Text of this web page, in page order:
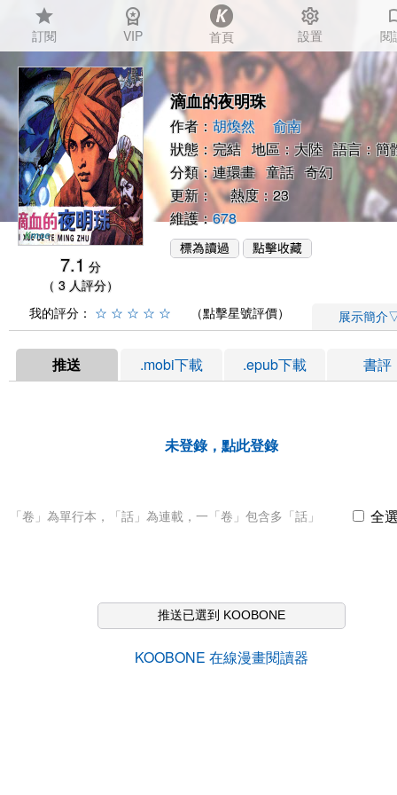
star
訂閱
workspace_premium
VIP 首頁
settings
設置 閱
7.1 分
（ 3 人評分）
滴血的夜明珠
作者：胡煥然
俞南
狀態：完結 地區：大陸 語言：簡
分類：連環畫 童話 奇幻
更新： 熱度：23
維護：678
我的評分： ☆ ☆ ☆ ☆ ☆ （點擊星號評價） 展示簡介
推送 .mobi下載 .epub下載 書評
未登錄，點此登錄
「卷」為單行本，「話」為連載，一「卷」包含多「話」 全
推送已選到 KOOBONE
KOOBONE 在線漫畫閱讀器